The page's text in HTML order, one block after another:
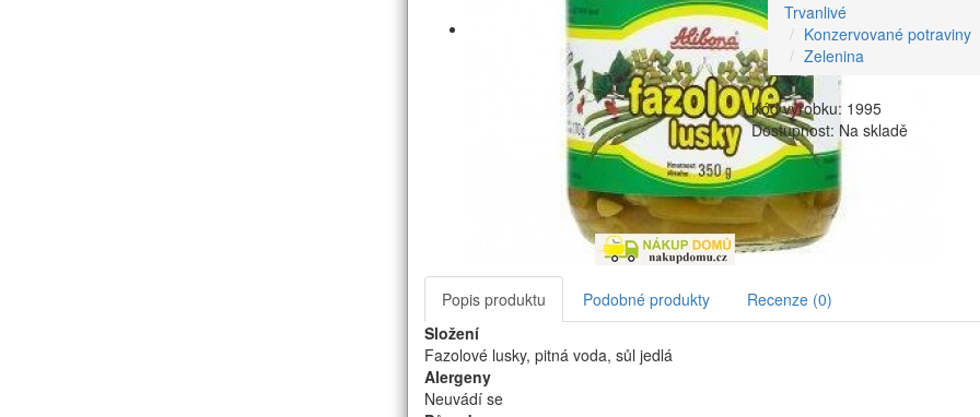
Trvanlivé
Konzervované potraviny
Zelenina
Kód výrobku: 1995
Dostupnost: Na skladě
Popis produktu Podobné produkty
Recenze (0)
Složení
Fazolové lusky, pitná voda, sůl jedlá
Alergeny
Neuvádí se